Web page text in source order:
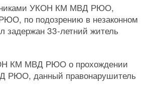
УКОН КМ МВД РЮО,
по подозрению в незаконном
задержан 33-летний житель
КМ МВД РЮО о прохождении
РЮО, данный правонарушитель